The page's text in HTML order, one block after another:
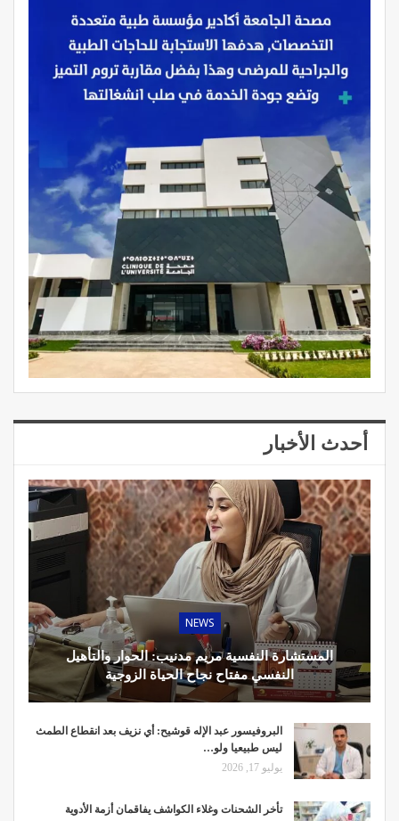
أحدث الأخبار
NEWS
المستشارة النفسية مريم مدنيب: الحوار والتأهيل
النفسي مفتاح نجاح الحياة الزوجية
البروفيسور عبد الإله قوشيح: أي نزيف بعد انقطاع الطمث
ليس طبيعيا ولو…
يوليو 17, 2026
تأخر الشحنات وغلاء الكواشف يفاقمان أزمة الأدوية